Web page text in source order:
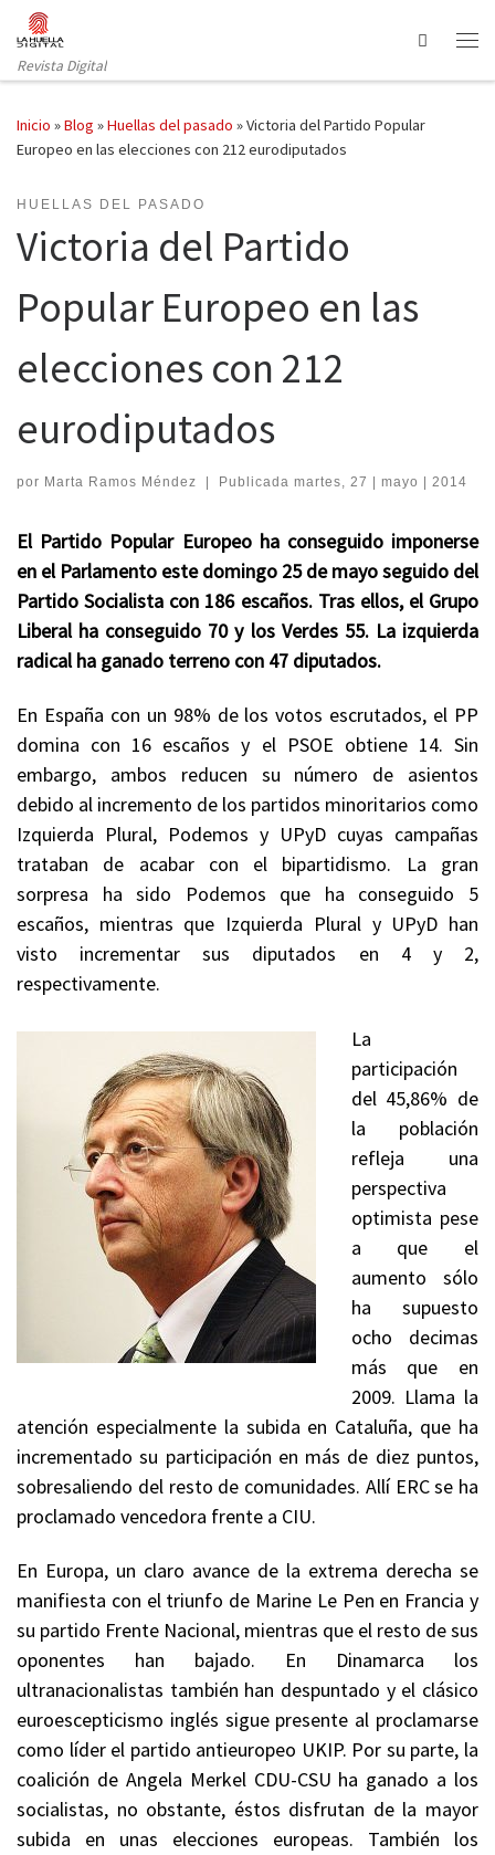
Saltar al contenido
Revista Digital
Search
Inicio »Blog »Huellas del pasado »Victoria del Partido Popular
Europeo en las elecciones con 212 eurodiputados
HUELLAS DEL PASADO
Victoria del Partido
Popular Europeo en las
elecciones con 212
eurodiputados
por Marta Ramos Méndez | Publicada martes, 27 | mayo | 2014
El Partido Popular Europeo ha conseguido imponerse
en el Parlamento este domingo 25 de mayo seguido del
Partido Socialista con 186 escaños. Tras ellos, el Grupo
Liberal ha conseguido 70 y los Verdes 55. La izquierda
radical ha ganado terreno con 47 diputados.
En España con un 98% de los votos escrutados, el PP
domina con 16 escaños y el PSOE obtiene 14. Sin
embargo, ambos reducen su número de asientos
debido al incremento de los partidos minoritarios como
Izquierda Plural, Podemos y UPyD cuyas campañas
trataban de acabar con el bipartidismo. La gran
sorpresa ha sido Podemos que ha conseguido 5
escaños, mientras que Izquierda Plural y UPyD han
visto incrementar sus diputados en 4 y 2,
respectivamente.
La
participación
del 45,86% de
la población
refleja una
perspectiva
optimista pese
a que el
aumento sólo
ha supuesto
ocho decimas
más que en
2009. Llama la
atención especialmente la subida en Cataluña, que ha
incrementado su participación en más de diez puntos,
sobresaliendo del resto de comunidades. Allí ERC se ha
proclamado vencedora frente a CIU.
En Europa, un claro avance de la extrema derecha se
manifiesta con el triunfo de Marine Le Pen en Francia y
su partido Frente Nacional, mientras que el resto de sus
oponentes han bajado. En Dinamarca los
ultranacionalistas también han despuntado y el clásico
euroescepticismo inglés sigue presente al proclamarse
como líder el partido antieuropeo UKIP. Por su parte, la
coalición de Angela Merkel CDU-CSU ha ganado a los
socialistas, no obstante, éstos disfrutan de la mayor
subida en unas elecciones europeas. También los